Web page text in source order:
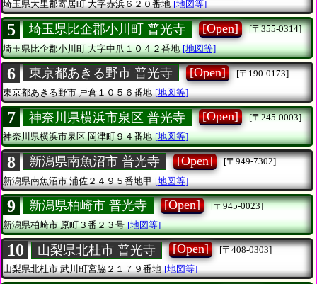
埼玉県大里郡寄居町大字赤浜６２０番地 [地図等]
5 埼玉県比企郡小川町 普光寺 [Open]
[〒355-0314]
埼玉県比企郡小川町大字中爪１０４２番地 [地図等]
6 東京都あきる野市 普光寺 [Open]
[〒190-0173]
東京都あきる野市 戸倉１０５６番地 [地図等]
7 神奈川県横浜市泉区 普光寺 [Open]
[〒245-0003]
神奈川県横浜市泉区岡津町９４番地 [地図等]
8 新潟県南魚沼市 普光寺 [Open]
[〒949-7302]
新潟県南魚沼市 浦佐２４９５番地甲 [地図等]
9 新潟県柏崎市 普光寺 [Open]
[〒945-0023]
新潟県柏崎市原町３番２３号 [地図等]
10 山梨県北杜市 普光寺 [Open]
[〒408-0303]
山梨県北杜市武川町宮脇２１７９番地 [地図等]